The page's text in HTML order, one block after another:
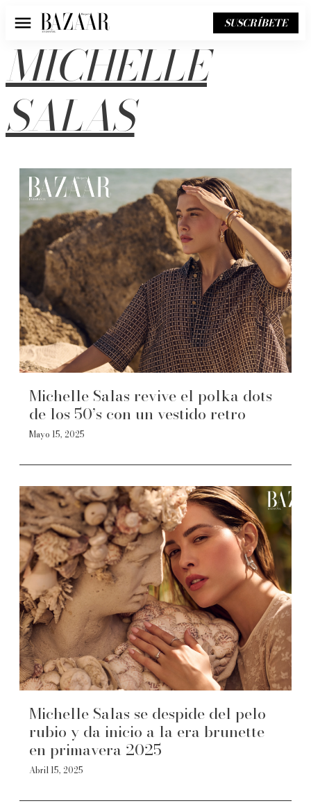
Menú SUSCRÍBETE
MICHELLE
SALAS
Michelle Salas revive el polka dots
de los 50’s con un vestido retro
Mayo 15, 2025
Michelle Salas se despide del pelo
rubio y da inicio a la era brunette
en primavera 2025
Abril 15, 2025